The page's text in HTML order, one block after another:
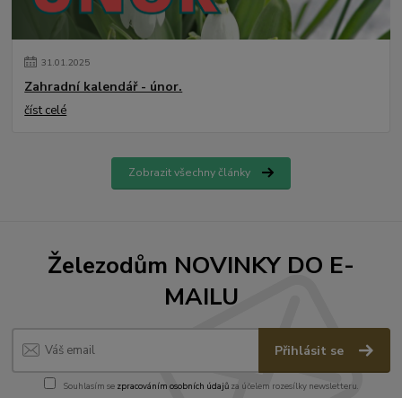
31.01.2025
Zahradní kalendář - únor.
číst celé
Zobrazit všechny články
Železodům NOVINKY DO E-
MAILU
Přihlásit se
Souhlasím se zpracováním osobních údajůza účelem rozesílky newsletteru.